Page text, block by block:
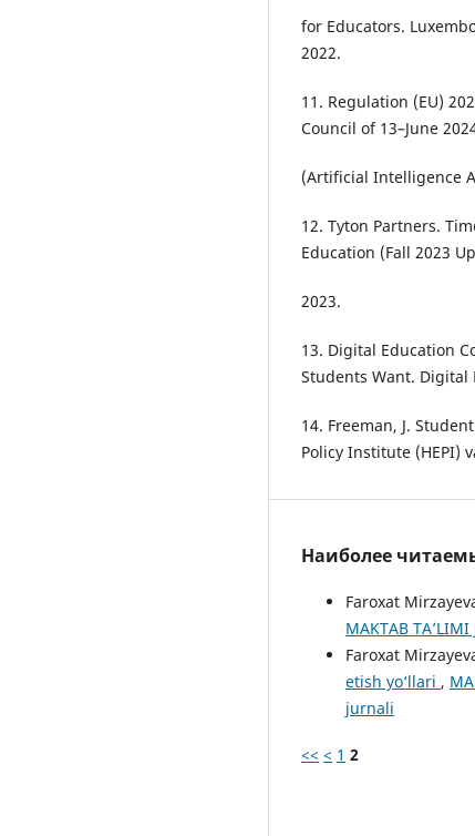
for Educators.
2022.
11. Regulation (EU)
Council of 13–June
(Artificial Intelligence
12. Tyton Partners.
Education (Fall 2023
2023.
13. Digital Education
Students Want. Digital
14. Freeman, J.
Policy Institute (HEPI)
Наиболее
Faroxat
MAKTAB
Faroxat
etish yo‘llari ,
jurnali
<< < 1 2